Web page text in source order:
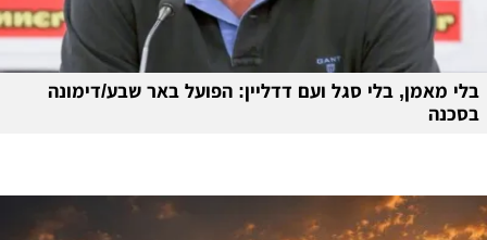
בלי מאמן, בלי סגל ועם דדליין: הפועל באר שבע/דימונה
בסכנה